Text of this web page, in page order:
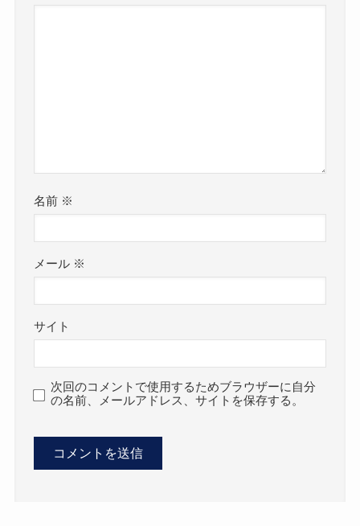
名前 ※
メール ※
サイト
次回のコメントで使用するためブラウザーに自分
の名前、メールアドレス、サイトを保存する。